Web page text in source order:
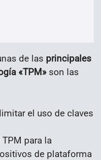
de las principales
«TPM» son las
el uso de claves
para la
de plataforma